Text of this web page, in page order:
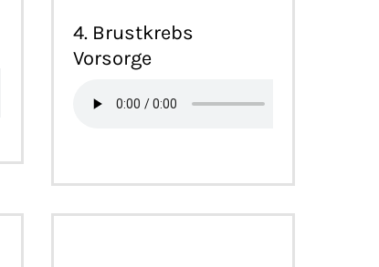
4. Brustkrebs
Vorsorge